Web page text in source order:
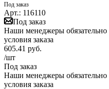
Под заказ
Арт.: 116110
Под заказ
Наши менеджеры обязательно
условия заказа
605.41 руб.
/шт
Под заказ
Наши менеджеры обязательно
условия заказа